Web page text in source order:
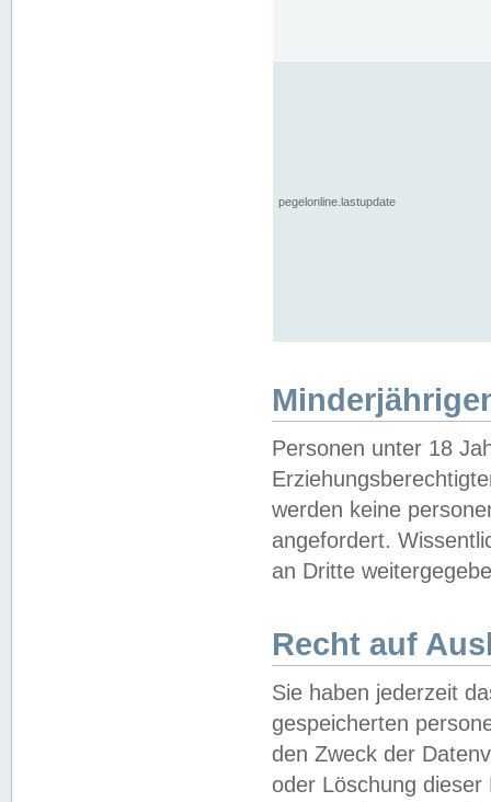
pegelonline.lastupdate
Personen unter 18
werden keine
angefordert.
an Dritte
Recht auf
Sie haben jederzeit
gespeicherten
den Zweck der
oder Löschung